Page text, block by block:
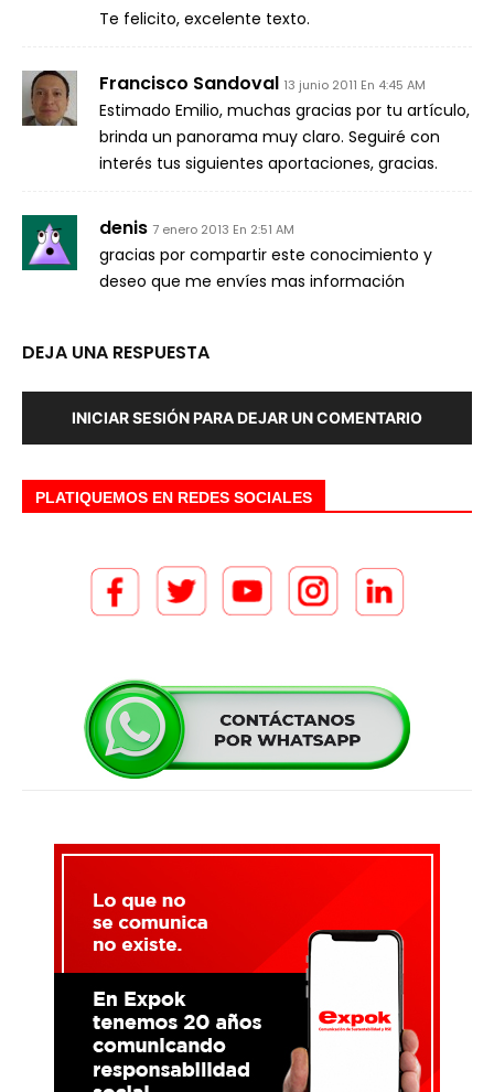
Te felicito, excelente texto.
Francisco Sandoval 13 junio 2011 En 4:45 AM
Estimado Emilio, muchas gracias por tu artículo,
brinda un panorama muy claro. Seguiré con
interés tus siguientes aportaciones, gracias.
denis 7 enero 2013 En 2:51 AM
gracias por compartir este conocimiento y
deseo que me envíes mas información
DEJA UNA RESPUESTA
INICIAR SESIÓN PARA DEJAR UN COMENTARIO
PLATIQUEMOS EN REDES SOCIALES